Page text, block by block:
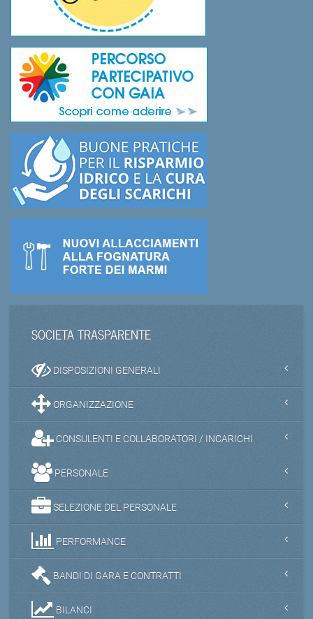
SOCIETA TRASPARENTE
DISPOSIZIONI GENERALI
ORGANIZZAZIONE
CONSULENTI E COLLABORATORI / INCARICHI
PERSONALE
SELEZIONE DEL PERSONALE
PERFORMANCE
BANDI DI GARA E CONTRATTI
BILANCI